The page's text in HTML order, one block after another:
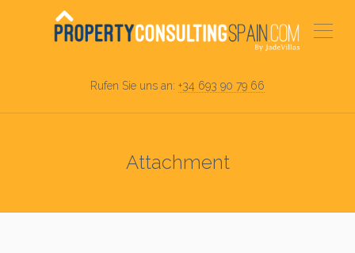
Rufen Sie uns an: +34 693 90 79 66
Attachment